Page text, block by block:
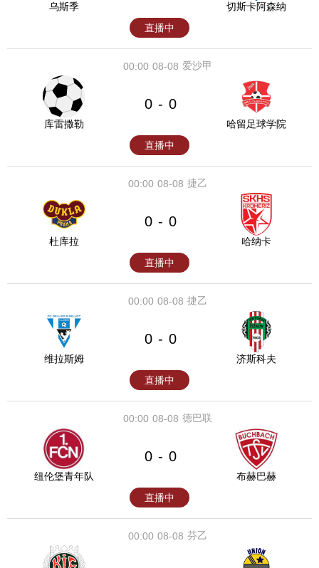
乌斯季
切斯卡阿森纳
直播中
08-08
00:00 爱沙甲
库雷撒勒
0 - 0
哈留足球学院
直播中
08-08
00:00 捷乙
杜库拉
0 - 0
哈纳卡
直播中
08-08
00:00 捷乙
维拉斯姆
0 - 0
济斯科夫
直播中
08-08
00:00 德巴联
纽伦堡青年队
0 - 0
布赫巴赫
直播中
08-08
00:00 芬乙